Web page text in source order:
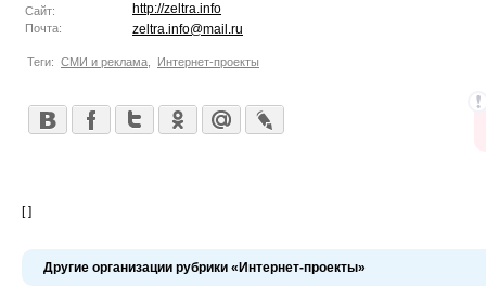
Сайт: http://zeltra.info
Почта: zeltra.info@mail.ru
Теги: СМИ и реклама Интернет-проекты
[ ]
Другие организации рубрики «Интернет-проекты»